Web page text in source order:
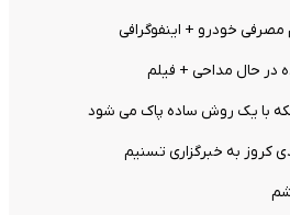
خودرو + اینفوگرافی
در حال مداحی + فیلم
لکه با یک روش ساده پاک می شود
کروز به خبرگزاری تسنیم